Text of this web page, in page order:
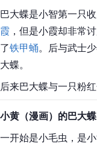
巴大蝶是小智第一只
霞 ，但是小霞却非常
了铁甲蛹。后与武士
大蝶。
后来巴大蝶与一只粉